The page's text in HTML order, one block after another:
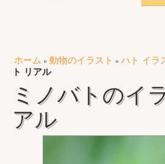
ホーム » 動物のイラスト » ハト イラ
ト リアル
ミノバトのイ
アル